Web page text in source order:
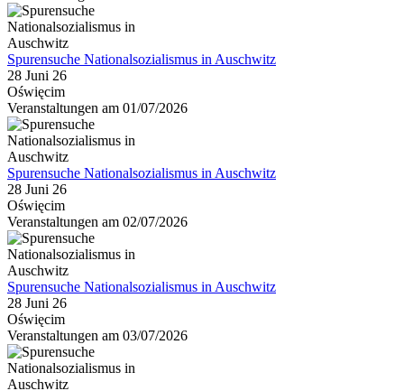
Spurensuche Nationalsozialismus in Auschwitz
28 Juni 26
Oświęcim
Veranstaltungen am 01/07/2026
Spurensuche Nationalsozialismus in Auschwitz
28 Juni 26
Oświęcim
Veranstaltungen am 02/07/2026
Spurensuche Nationalsozialismus in Auschwitz
28 Juni 26
Oświęcim
Veranstaltungen am 03/07/2026